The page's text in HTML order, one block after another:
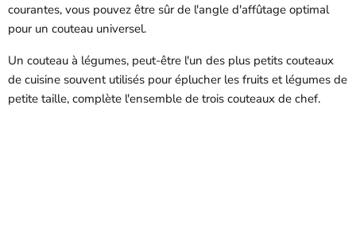
courantes, vous pouvez être sûr de l'angle d'affûtage optimal
pour un couteau universel.
Un couteau à légumes, peut-être l'un des plus petits couteaux
de cuisine souvent utilisés pour éplucher les fruits et légumes de
petite taille, complète l'ensemble de trois couteaux de chef.